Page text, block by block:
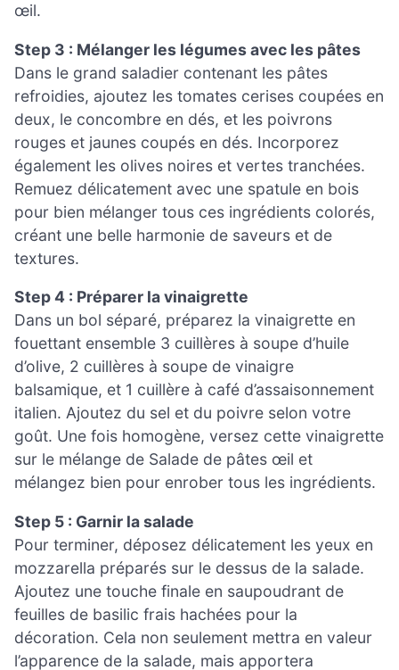
œil.
Step 3 : Mélanger les légumes avec les pâtes
Dans le grand saladier contenant les pâtes
refroidies, ajoutez les tomates cerises coupées en
deux, le concombre en dés, et les poivrons
rouges et jaunes coupés en dés. Incorporez
également les olives noires et vertes tranchées.
Remuez délicatement avec une spatule en bois
pour bien mélanger tous ces ingrédients colorés,
créant une belle harmonie de saveurs et de
textures.
Step 4 : Préparer la vinaigrette
Dans un bol séparé, préparez la vinaigrette en
fouettant ensemble 3 cuillères à soupe d’huile
d’olive, 2 cuillères à soupe de vinaigre
balsamique, et 1 cuillère à café d’assaisonnement
italien. Ajoutez du sel et du poivre selon votre
goût. Une fois homogène, versez cette vinaigrette
sur le mélange de Salade de pâtes œil et
mélangez bien pour enrober tous les ingrédients.
Step 5 : Garnir la salade
Pour terminer, déposez délicatement les yeux en
mozzarella préparés sur le dessus de la salade.
Ajoutez une touche finale en saupoudrant de
feuilles de basilic frais hachées pour la
décoration. Cela non seulement mettra en valeur
l’apparence de la salade, mais apportera